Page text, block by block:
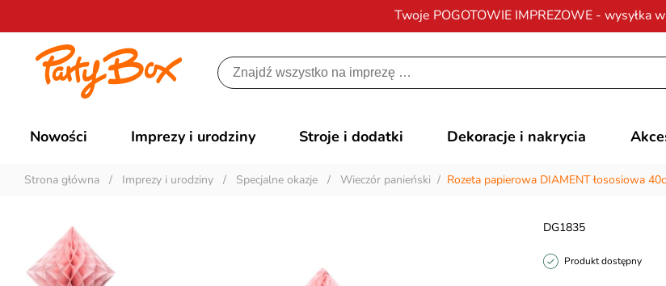
Twoje POGOTOWIE IMPREZOWE - wysyłka
Darmowa dostawana zamówienia od 200
Nowości Imprezy i urodziny Stroje i dodatki Dekoracje i nakrycia
Strona główna / Imprezy i urodziny / Specjalne okazje / Wieczór panieński / Rozeta papierowa DIAMENT łososiowa
DG1835
Produkt dostępny